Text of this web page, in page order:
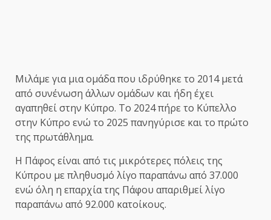
Μιλάμε για μια ομάδα που ιδρύθηκε το 2014 μετά
από συνένωση άλλων ομάδων και ήδη έχει
αγαπηθεί στην Κύπρο. Το 2024 πήρε το Κύπελλο
στην Κύπρο ενώ το 2025 πανηγύρισε και το πρώτο
της πρωτάθλημα.
Η Πάφος είναι από τις μικρότερες πόλεις της
Κύπρου με πληθυσμό λίγο παραπάνω από 37.000
ενώ όλη η επαρχία της Πάφου απαριθμεί λίγο
παραπάνω από 92.000 κατοίκους.